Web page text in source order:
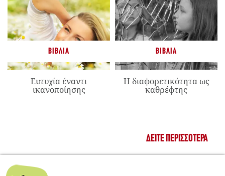
ΒΙΒΛΊΑ
Ευτυχία έναντι
ικανοποίησης
ΒΙΒΛΊΑ
Η διαφορετικότητα ως
καθρέφτης
ΔΕΊΤΕ ΠΕΡΙΣΣΌΤΕΡΑ